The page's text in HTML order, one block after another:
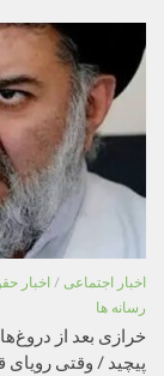
اخبار اجتماعی / اخبار
رسانه ها
خرازی بعد از
پیچید / وقتی